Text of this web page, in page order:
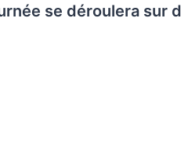
se déroulera sur